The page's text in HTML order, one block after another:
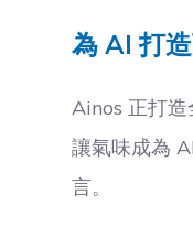
為 AI 打
Ainos 正打造
讓氣味成為
言。